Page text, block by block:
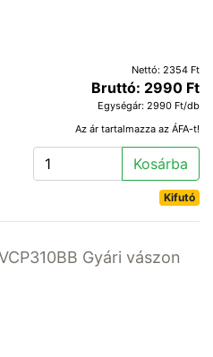
Nettó: 2354 Ft
Bruttó: 2990 Ft
Egységár: 2990 Ft/db
Az ár tartalmazza az ÁFA-t!
Kosárba
Kifutó
Gyári vászon